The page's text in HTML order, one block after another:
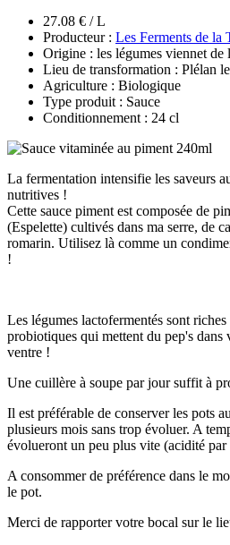
27.08 € / L
Producteur : Les Ferments de la
Origine : les légumes viennet de
Lieu de transformation : Plélan
Agriculture : Biologique
Type produit : Sauce
Conditionnement : 24 cl
La fermentation intensifie les saveurs
nutritives !
Cette sauce piment est composée de
(Espelette) cultivés dans ma serre, de
romarin. Utilisez là comme un
!
Les légumes lactofermentés sont
probiotiques qui mettent du pep's dans
ventre !
Une cuillère à soupe par jour suffit à
Il est préférable de conserver les pots
plusieurs mois sans trop évoluer. A
évolueront un peu plus vite (acidité par
A consommer de préférence dans le
le pot.
Merci de rapporter votre bocal sur le